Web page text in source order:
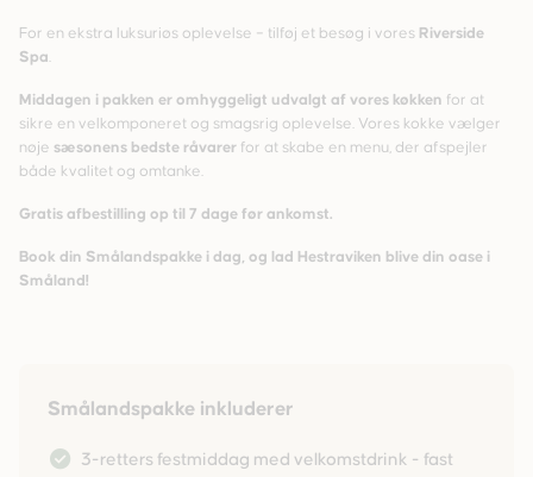
For en ekstra luksuriøs oplevelse – tilføj et besøg i vores Riverside
Spa.
Middagen i pakken er omhyggeligt udvalgt af vores køkken for at
sikre en velkomponeret og smagsrig oplevelse. Vores kokke vælger
nøje sæsonens bedste råvarer for at skabe en menu, der afspejler
både kvalitet og omtanke.
Gratis afbestilling op til 7 dage før ankomst.
Book din Smålandspakke i dag, og lad Hestraviken blive din oase i
Småland!
Smålandspakke inkluderer
3-retters festmiddag med velkomstdrink - fast